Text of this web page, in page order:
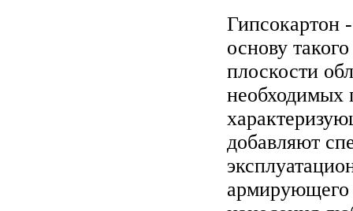
Гипсокартон
основу
плоскости
необходимых
добавляют
армирующего